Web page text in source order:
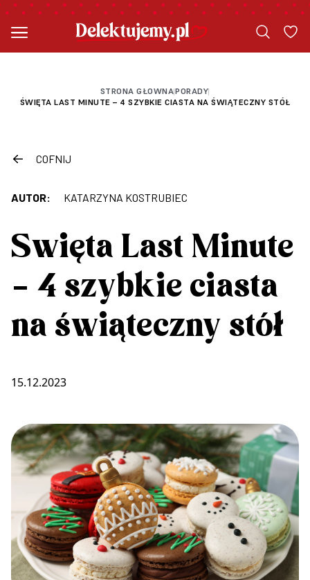
STRONA GŁOWNA|PORADY|
ŚWIĘTA LAST MINUTE – 4 SZYBKIE CIASTA NA ŚWIĄTECZNY STÓŁ
COFNIJ
AUTOR: KATARZYNA KOSTRUBIEC
Święta Last Minute
– 4 szybkie ciasta
na świąteczny stół
15.12.2023